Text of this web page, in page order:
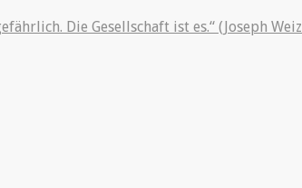
Die Gesellschaft ist es.“ (Joseph